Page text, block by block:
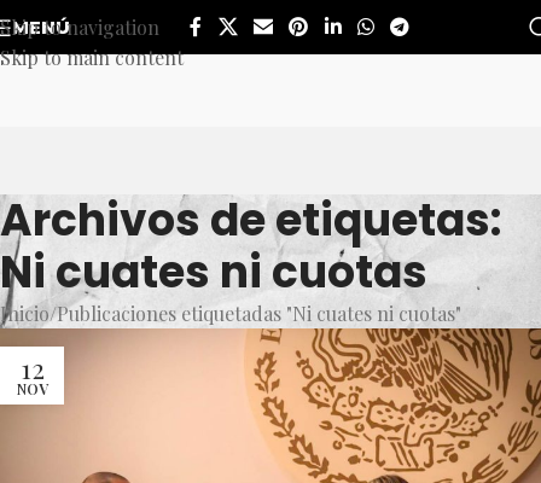
Skip to navigation
Skip to main content
MENÚ
Archivos de etiquetas:
Ni cuates ni cuotas
Inicio Publicaciones etiquetadas "Ni cuates ni cuotas"
12
NOV